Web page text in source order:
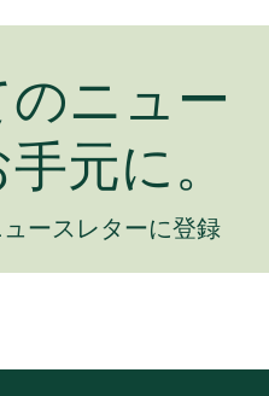
ニュー
元に。
ースレターに登録